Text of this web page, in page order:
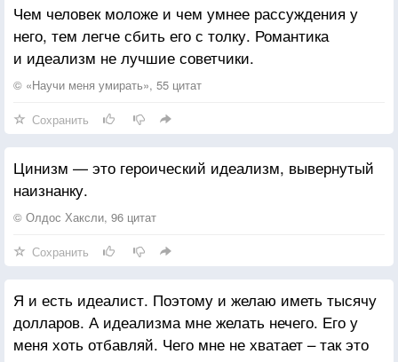
Чем человек моложе и чем умнее рассуждения у
него, тем легче сбить его с толку. Романтика
и идеализм не лучшие советчики.
© «Научи меня умирать», 55 цитат
Сохранить
Цинизм — это героический идеализм, вывернутый
наизнанку.
© Олдос Хаксли, 96 цитат
Сохранить
Я и есть идеалист. Поэтому и желаю иметь тысячу
долларов. А идеализма мне желать нечего. Его у
меня хоть отбавляй. Чего мне не хватает – так это